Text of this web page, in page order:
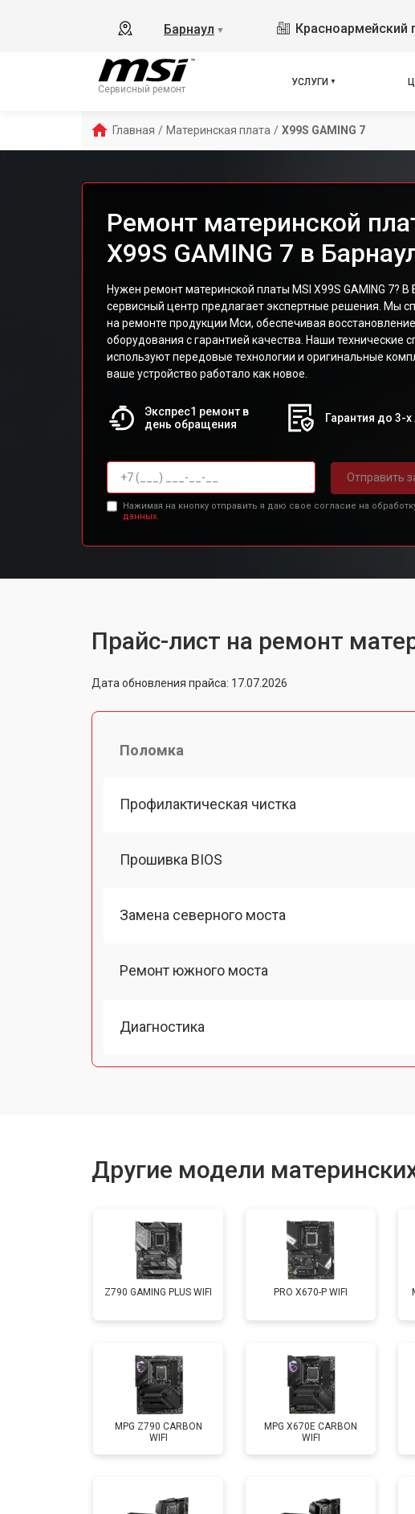
Барнаул ▼ Красноармейский
Сервисный ремонт
УСЛУГИ
Главная / Материнская плата / X99S GAMING 7
Ремонт материнской
X99S GAMING 7 в
Нужен ремонт материнской платы MSI X99S GAMING 7?
сервисный центр предлагает экспертные решения. Мы
на ремонте продукции Мси, обеспечивая
оборудования с гарантией качества. Наши технические
используют передовые технологии и оригинальные
ваше устройство работало как новое.
Экспрес1 ремонт в
день обращения
Гарантия до 3-х
Отправить
Нажимая на кнопку отправить я даю свое согласие на
данных.
Прайс-лист на ремонт
Дата обновления прайса: 17.07.2026
Поломка
Профилактическая чистка
Прошивка BIOS
Замена северного моста
Ремонт южного моста
Диагностика
Другие модели
Z790 GAMING PLUS WIFI PRO X670-P WIFI
MPG Z790 CARBON
WIFI
MPG X670E CARBON
WIFI